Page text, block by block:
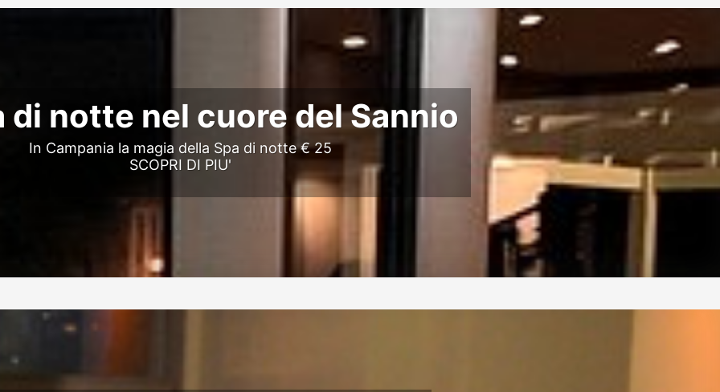
di notte nel cuore del Sannio
In Campania la magia della Spa di notte € 25
SCOPRI DI PIU'